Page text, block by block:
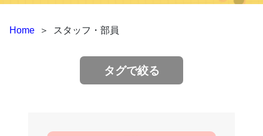
Home ＞ スタッフ・部員
タグで絞る